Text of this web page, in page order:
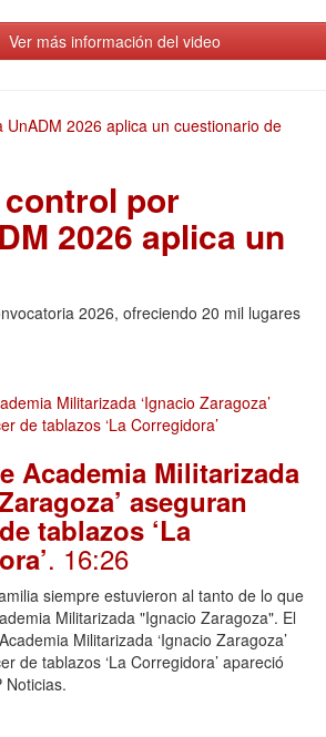
Ver más información del video
control por
2026 aplica un
2026, ofreciendo 20 mil lugares
Academia Militarizada
aseguran
tablazos ‘La
. 16:26
siempre estuvieron al tanto de lo que
Militarizada "Ignacio Zaragoza". El
Militarizada ‘Ignacio Zaragoza’
de tablazos ‘La Corregidora’ apareció
Noticias.